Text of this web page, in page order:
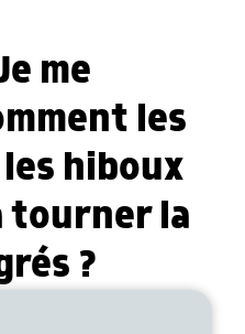
me
les
hiboux
la
?